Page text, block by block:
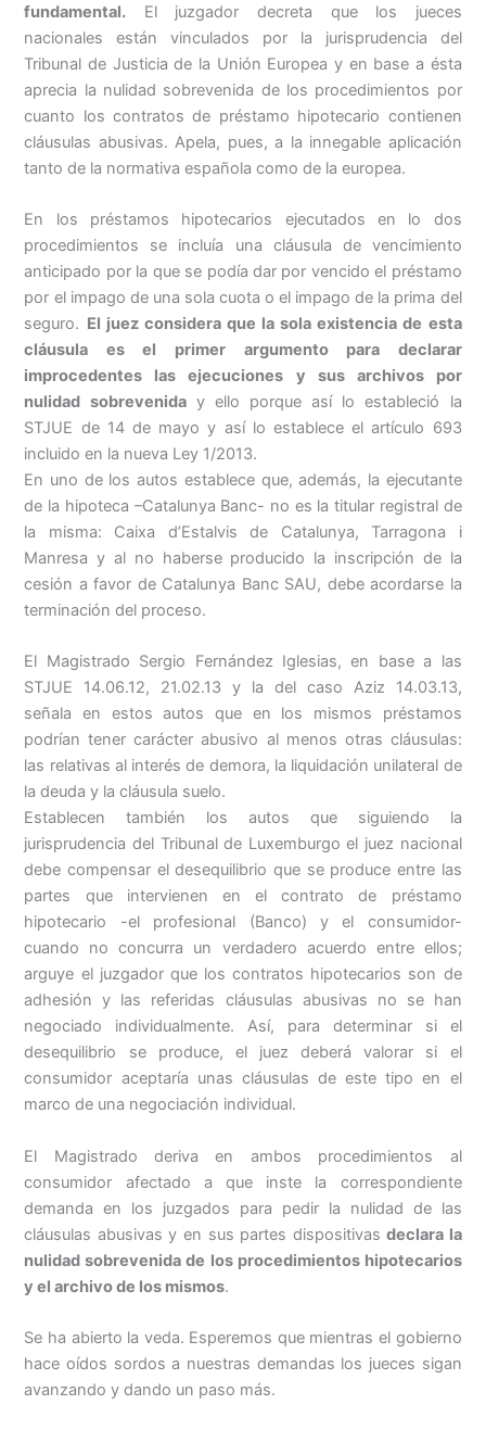
fundamental. El juzgador decreta que los jueces
nacionales están vinculados por la jurisprudencia del
Tribunal de Justicia de la Unión Europea y en base a ésta
aprecia la nulidad sobrevenida de los procedimientos por
cuanto los contratos de préstamo hipotecario contienen
cláusulas abusivas. Apela, pues, a la innegable aplicación
tanto de la normativa española como de la europea.
En los préstamos hipotecarios ejecutados en lo dos
procedimientos se incluía una cláusula de vencimiento
anticipado por la que se podía dar por vencido el préstamo
por el impago de una sola cuota o el impago de la prima del
seguro. El juez considera que la sola existencia de esta
cláusula es el primer argumento para declarar
improcedentes las ejecuciones y sus archivos por
nulidad sobreveniday ello porque así lo estableció la
STJUE de 14 de mayo y así lo establece el artículo 693
incluido en la nueva Ley 1/2013.
En uno de los autos establece que, además, la ejecutante
de la hipoteca –Catalunya Banc- no es la titular registral de
la misma: Caixa d’Estalvis de Catalunya, Tarragona i
Manresa y al no haberse producido la inscripción de la
cesión a favor de Catalunya Banc SAU, debe acordarse la
terminación del proceso.
El Magistrado Sergio Fernández Iglesias, en base a las
STJUE 14.06.12, 21.02.13 y la del caso Aziz 14.03.13,
señala en estos autos que en los mismos préstamos
podrían tener carácter abusivo al menos otras cláusulas:
las relativas al interés de demora, la liquidación unilateral de
la deuda y la cláusula suelo.
Establecen también los autos que siguiendo la
jurisprudencia del Tribunal de Luxemburgo el juez nacional
debe compensar el desequilibrio que se produce entre las
partes que intervienen en el contrato de préstamo
hipotecario -el profesional (Banco) y el consumidor-
cuando no concurra un verdadero acuerdo entre ellos;
arguye el juzgador que los contratos hipotecarios son de
adhesión y las referidas cláusulas abusivas no se han
negociado individualmente. Así, para determinar si el
desequilibrio se produce, el juez deberá valorar si el
consumidor aceptaría unas cláusulas de este tipo en el
marco de una negociación individual.
El Magistrado deriva en ambos procedimientos al
consumidor afectado a que inste la correspondiente
demanda en los juzgados para pedir la nulidad de las
cláusulas abusivas y en sus partes dispositivasdeclara la
nulidad sobrevenida de los procedimientos hipotecarios
y el archivo de los mismos.
Se ha abierto la veda. Esperemos que mientras el gobierno
hace oídos sordos a nuestras demandas los jueces sigan
avanzando y dando un paso más.